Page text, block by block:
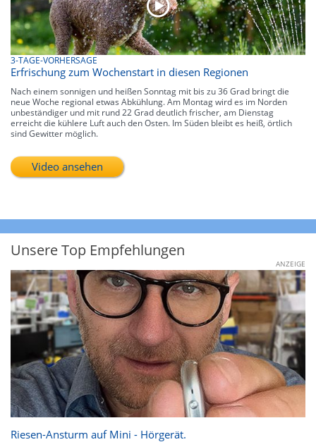
3-TAGE-VORHERSAGE
Erfrischung zum Wochenstart in diesen Regionen
Nach einem sonnigen und heißen Sonntag mit bis zu 36 Grad bringt die
neue Woche regional etwas Abkühlung. Am Montag wird es im Norden
unbeständiger und mit rund 22 Grad deutlich frischer, am Dienstag
erreicht die kühlere Luft auch den Osten. Im Süden bleibt es heiß, örtlich
sind Gewitter möglich.
Video ansehen
Unsere Top Empfehlungen
ANZEIGE
Riesen-Ansturm auf Mini - Hörgerät.